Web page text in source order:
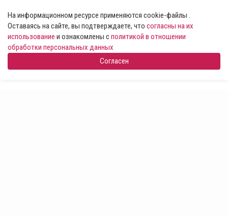
На информационном ресурсе применяются cookie-файлы .
Оставаясь на сайте, вы подтверждаете, что согласны на их
использование и ознакомлены сполитикой в отношении
обработки персональных данных
Согласен